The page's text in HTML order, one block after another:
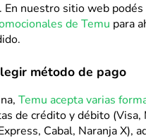
En nuestro sitio web podés
de Temu para
método de pago
Temu acepta varias
de crédito y débito (Visa,
Cabal, Naranja X),